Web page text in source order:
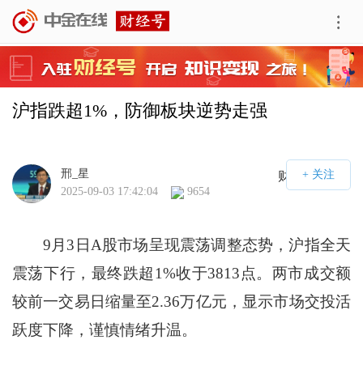
沪指跌超1%，防御板块逆势走强
财经号APP
邢_星
2025-09-03 17:42:04
9654
9月3日A股市场呈现震荡调整态势，沪指全天
震荡下行，最终跌超1%收于3813点。两市成交额
较前一交易日缩量至2.36万亿元，显示市场交投活
跃度下降，谨慎情绪升温。